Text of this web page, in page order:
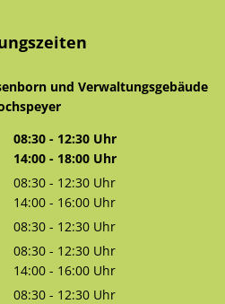
und Verwaltungsgebäude
08:30- 12:30Uhr
Von 08:30 bis 12:30 Uhr
14:00- 18:00Uhr
Von 14:00 bis 18:00 Uhr
08:30 - 12:30 Uhr
Von 08:30 bis 12:30 Uhr
14:00 - 16:00 Uhr
Von 14:00 bis 16:00 Uhr
08:30 - 12:30 Uhr
Von 08:30 bis 12:30 Uhr
08:30 - 12:30 Uhr
Von 08:30 bis 12:30 Uhr
14:00 - 16:00 Uhr
Von 14:00 bis 16:00 Uhr
08:30 - 12:30 Uhr